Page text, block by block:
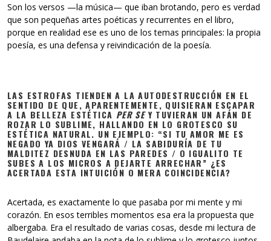
Son los versos —la música— que iban brotando, pero es verdad
que son pequeñas artes poéticas y recurrentes en el libro,
porque en realidad ese es uno de los temas principales: la propia
poesía, es una defensa y reivindicación de la poesía.
LAS ESTROFAS TIENDEN A LA AUTODESTRUCCIÓN EN EL
SENTIDO DE QUE, APARENTEMENTE, QUISIERAN ESCAPAR
A LA BELLEZA ESTÉTICA PER SEY TUVIERAN UN AFÁN DE
ROZAR LO SUBLIME, HALLANDO EN LO GROTESCO SU
ESTÉTICA NATURAL. UN EJEMPLO: “SI TU AMOR ME ES
NEGADO YA DIOS VENGARÁ / LA SABIDURÍA DE TU
MALDITEZ DESNUDA EN LAS PAREDES / O IGUALITO TE
SUBES A LOS MICROS A DEJARTE ARRECHAR” ¿ES
ACERTADA ESTA INTUICIÓN O MERA COINCIDENCIA?
Acertada, es exactamente lo que pasaba por mi mente y mi
corazón. En esos terribles momentos esa era la propuesta que
albergaba. Era el resultado de varias cosas, desde mi lectura de